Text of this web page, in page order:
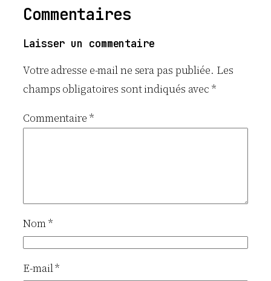
Commentaires
Laisser un commentaire
Votre adresse e-mail ne sera pas publiée. Les
champs obligatoires sont indiqués avec*
Commentaire *
Nom*
E-mail*